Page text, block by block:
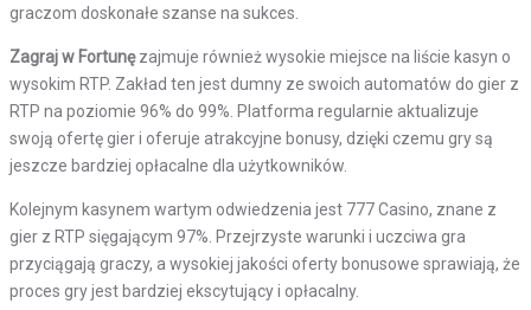
graczom doskonałe szanse na sukces.
Zagraj w Fortunęzajmuje również wysokie miejsce na liście kasyn o
wysokim RTP. Zakład ten jest dumny ze swoich automatów do gier z
RTP na poziomie 96% do 99%. Platforma regularnie aktualizuje
swoją ofertę gier i oferuje atrakcyjne bonusy, dzięki czemu gry są
jeszcze bardziej opłacalne dla użytkowników.
Kolejnym kasynem wartym odwiedzenia jest 777 Casino, znane z
gier z RTP sięgającym 97%. Przejrzyste warunki i uczciwa gra
przyciągają graczy, a wysokiej jakości oferty bonusowe sprawiają, że
proces gry jest bardziej ekscytujący i opłacalny.